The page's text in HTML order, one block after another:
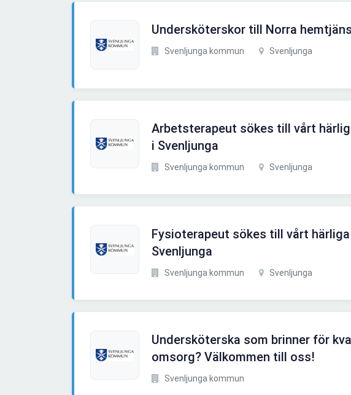
Undersköterskor till Norra
Svenljunga kommun Svenljunga
Arbetsterapeut sökes till vårt
i Svenljunga
Svenljunga kommun Svenljunga
Fysioterapeut sökes till vårt
Svenljunga
Svenljunga kommun Svenljunga
Undersköterska som brinner för
omsorg? Välkommen till oss!
Svenljunga kommun